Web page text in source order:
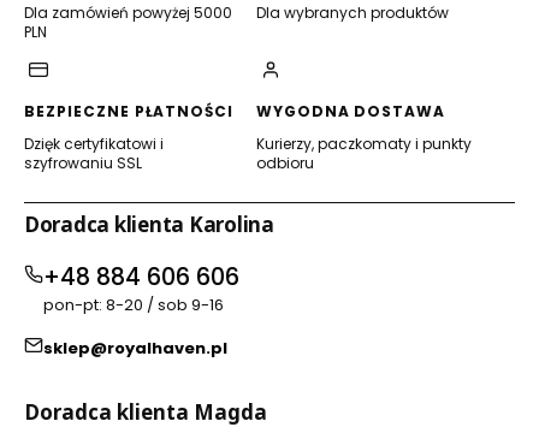
Dla zamówień powyżej 5000
PLN
Dla wybranych produktów
BEZPIECZNE PŁATNOŚCI
Dzięk certyfikatowi i
szyfrowaniu SSL
WYGODNA DOSTAWA
Kurierzy, paczkomaty i punkty
odbioru
Doradca klienta Karolina
+48 884 606 606
pon-pt: 8-20 / sob 9-16
sklep@royalhaven.pl
Doradca klienta Magda